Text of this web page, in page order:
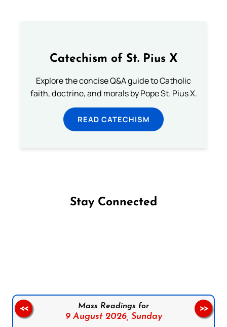
Catechism of St. Pius X
Explore the concise Q&A guide to Catholic
faith, doctrine, and morals by Pope St. Pius X.
READ CATECHISM
Stay Connected
Mass Readings for
9 August 2026, Sunday
<< >>